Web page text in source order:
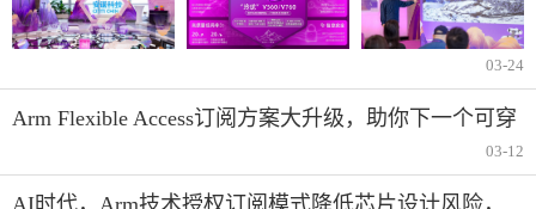
03-24
Arm Flexible Access订阅方案大升级，助你下一个可穿
03-12
AI时代，Arm技术授权订阅模式降低芯片设计风险，